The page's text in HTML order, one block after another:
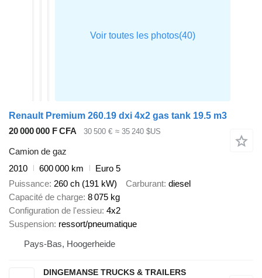
Renault Premium 260.19 dxi 4x2 gas tank 19.5 m3
20 000 000 F CFA
30 500 € ≈ 35 240 $US
Camion de gaz
2010
600 000 km
Euro 5
Puissance 260 ch (191 kW) Carburant diesel
Capacité de charge 8 075 kg
Configuration de l'essieu 4x2
Suspension ressort/pneumatique
Pays-Bas, Hoogerheide
DINGEMANSE TRUCKS & TRAILERS